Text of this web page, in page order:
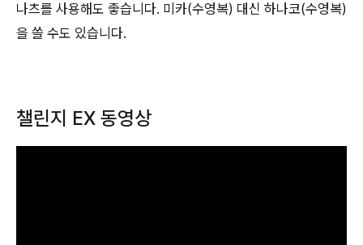
나츠를 사용해도 좋습니다. 미카(수영복) 대신 하나코(수영복)
을 쓸 수도 있습니다.
챌린지 EX 동영상